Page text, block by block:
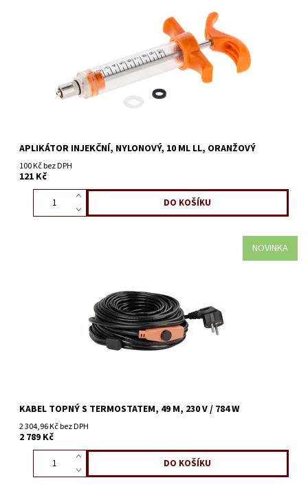
APLIKÁTOR INJEKČNÍ, NYLONOVÝ, 10 ML LL, ORANŽOVÝ
100 Kč bez DPH
121 Kč
NOVINKA
KABEL TOPNÝ S TERMOSTATEM, 49 M, 230 V / 784 W
2 304,96 Kč bez DPH
2 789 Kč